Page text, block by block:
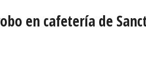
en cafetería de